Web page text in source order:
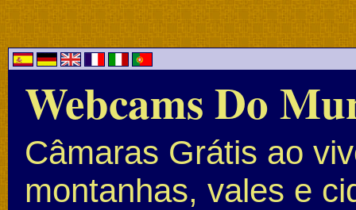
Webcams Do
Câmaras Grátis ao
montanhas, vales e